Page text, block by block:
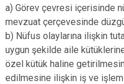
İskenderun
Kırıkhan
Kumlu
a) Görev çevresi içerisinde
mevzuat çerçevesinde
b) Nüfus olaylarına ilişkin
uygun şekilde aile
özel kütük haline
edilmesine ilişkin iş ve